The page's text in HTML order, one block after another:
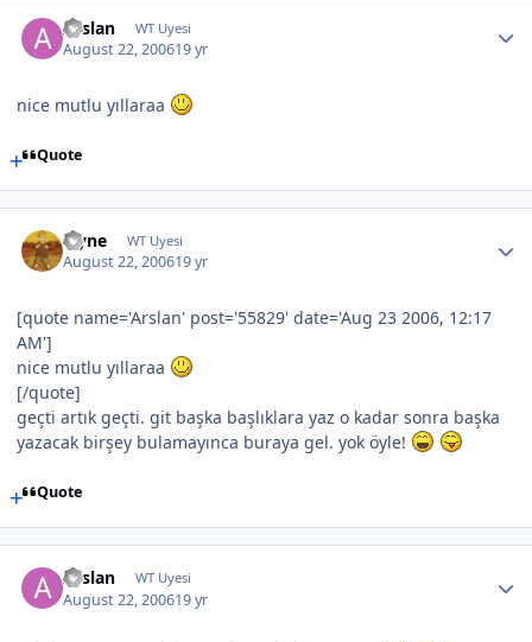
Arslan WT Uyesi
August 22, 200619 yr
nice mutlu yıllaraa
Quote
layne WT Uyesi
August 22, 200619 yr
[quote name='Arslan' post='55829' date='Aug 23 2006, 12:17
AM']
nice mutlu yıllaraa
[/quote]
geçti artık geçti. git başka başlıklara yaz o kadar sonra başka
yazacak birşey bulamayınca buraya gel. yok öyle!
Quote
Arslan WT Uyesi
August 22, 200619 yr